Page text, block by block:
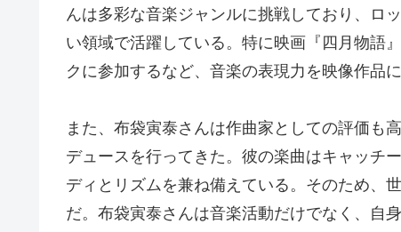
んは多彩な音楽ジャンルに挑戦しており、ロ
い領域で活躍している。特に映画『四月物語
クに参加するなど、音楽の表現力を映像作品
また、布袋寅泰さんは作曲家としての評価も
デュースを行ってきた。彼の楽曲はキャッチ
ディとリズムを兼ね備えている。そのため、
だ。布袋寅泰さんは音楽活動だけでなく、自